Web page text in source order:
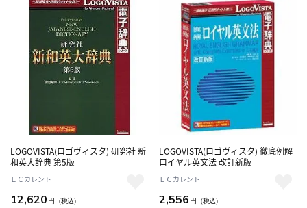
LOGOVISTA(ロゴヴィスタ) 研究社 新
和英大辞典 第5版
ＥＣカレント
12,620 円 （税込）
LOGOVISTA(ロゴヴィスタ) 徹底例解
ロイヤル英文法 改訂新版
ＥＣカレント
2,556 円 （税込）